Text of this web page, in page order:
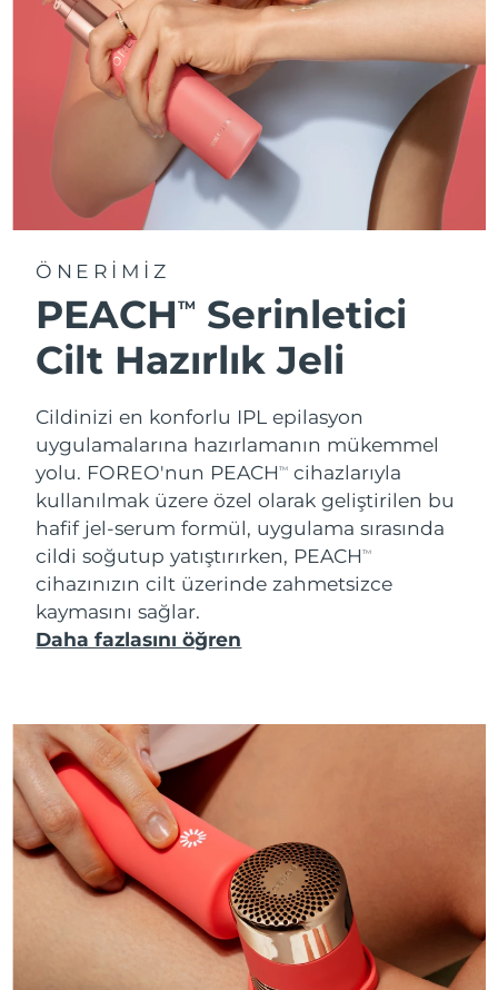
ÖNERİMİZ
PEACHTM
Serinletici
Cilt Hazırlık Jeli
Cildinizi en konforlu IPL epilasyon
uygulamalarına hazırlamanın mükemmel
yolu. FOREO'nun PEACHTM
cihazlarıyla
kullanılmak üzere özel olarak geliştirilen bu
hafif jel-serum formül, uygulama sırasında
cildi soğutup yatıştırırken, PEACHTM
cihazınızın cilt üzerinde zahmetsizce
kaymasını sağlar.
Daha fazlasını öğren